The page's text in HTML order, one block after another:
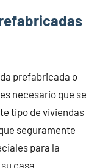
prefabricada o
necesario que se
tipo de viviendas
seguramente
para la
casa